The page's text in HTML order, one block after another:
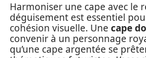
Harmoniser une cape avec le
déguisement est essentiel
cohésion visuelle. Une cape
convenir à un personnage
qu’une cape argentée se